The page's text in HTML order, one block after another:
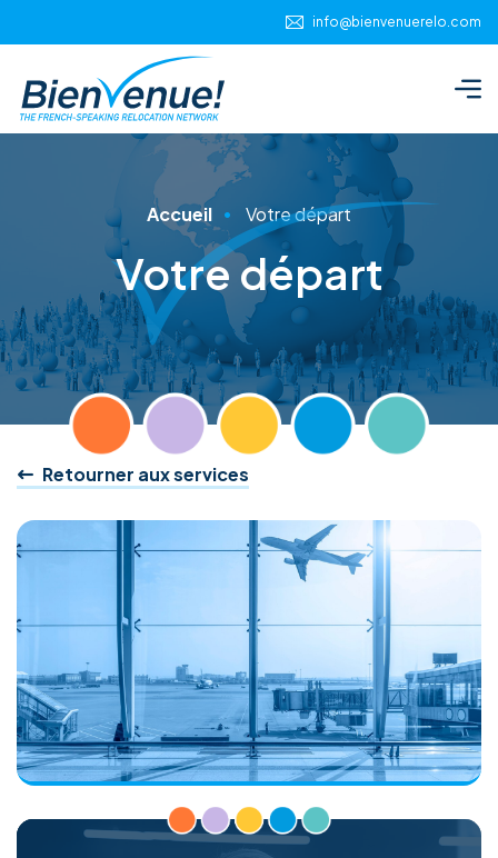
info@bienvenuerelo.com
Accueil Votre départ
Votre départ
Retourner aux services